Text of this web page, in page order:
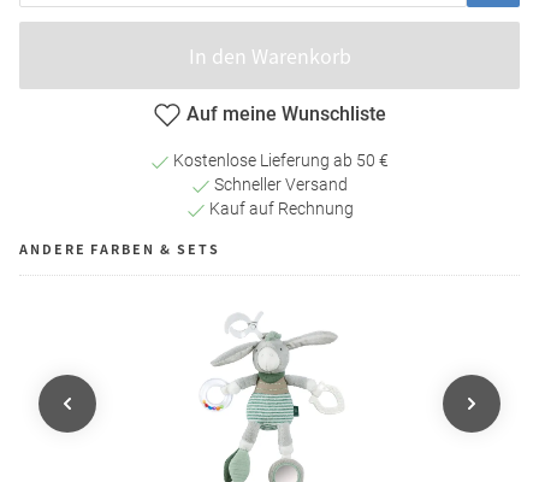
In den Warenkorb
Auf meine Wunschliste
Kostenlose Lieferung ab 50 €
Schneller Versand
Kauf auf Rechnung
ANDERE FARBEN & SETS